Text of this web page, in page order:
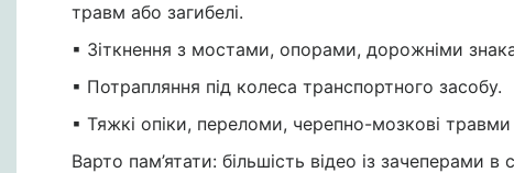
травм або загибелі.
▪ Зіткнення з мостами, опорами, дорожніми
▪ Потрапляння під колеса транспортного засобу.
▪ Тяжкі опіки, переломи, черепно-мозкові травми
Варто пам’ятати: більшість відео із зачеперами